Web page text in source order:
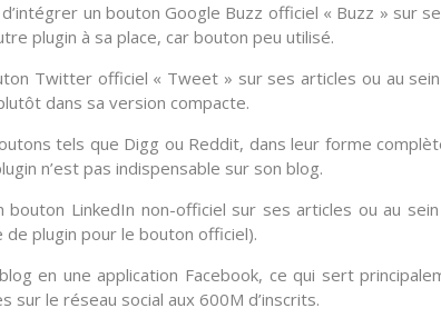
un bouton Google Buzz officiel « Buzz » sur
plugin à sa place, car bouton peu utilisé.
Twitterofficiel « Tweet » sur ses articles ou au
dans sa version compacte.
tels que Digg ou Reddit, dans leur forme
n’est pas indispensable sur son blog.
bouton LinkedIn non-officiel sur ses articles ou au
de plugin pour le bouton officiel).
en une application Facebook, ce qui sert
le réseau social aux 600M d’inscrits.